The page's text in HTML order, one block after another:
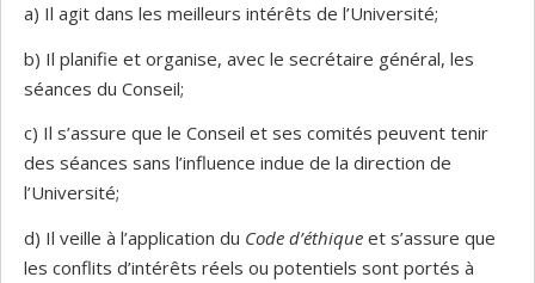
a) Il agit dans les meilleurs intérêts de l’Université;
b) Il planifie et organise, avec le secrétaire général, les
séances du Conseil;
c) Il s’assure que le Conseil et ses comités peuvent tenir
des séances sans l’influence indue de la direction de
l’Université;
d) Il veille à l’application du Code d’éthique et s’assure que
les conflits d’intérêts réels ou potentiels sont portés à